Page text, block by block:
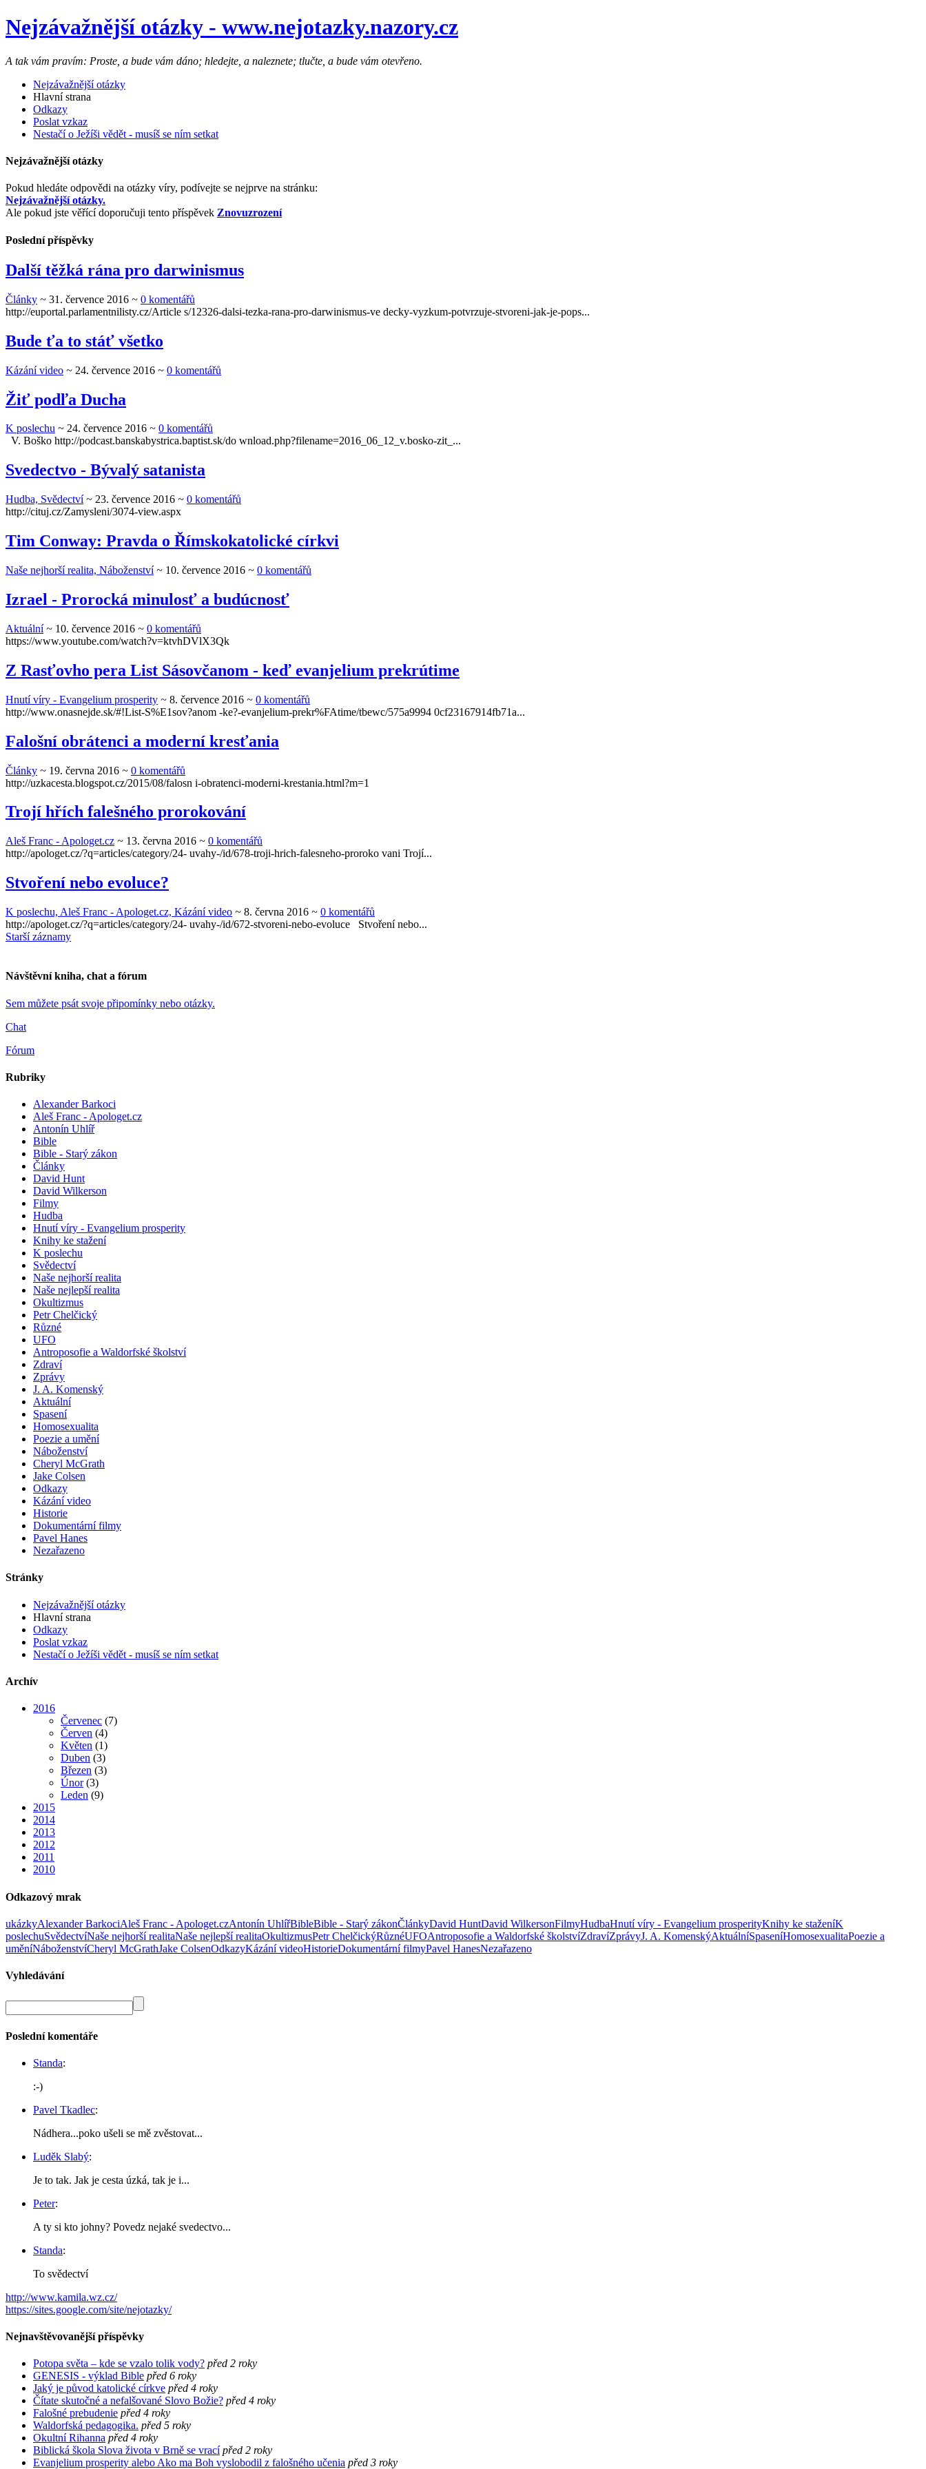
Nejzávažnější otázky - www.nejotazky.nazory.cz
A tak vám pravím: Proste, a bude vám dáno; hledejte, a naleznete; tlučte, a bude vám otevřeno.
Nejzávažnější otázky
Hlavní strana
Odkazy
Poslat vzkaz
Nestačí o Ježíši vědět - musíš se ním setkat
Nejzávažnější otázky
Pokud hledáte odpovědi na otázky víry, podívejte se nejprve na stránku:
Nejzávažnější otázky.
Ale pokud jste věřící doporučuji tento příspěvek Znovuzrození
Poslední příspěvky
Další těžká rána pro darwinismus
Články ~ 31. července 2016 ~ 0 komentářů
http://euportal.parlamentnilisty.cz/Article s/12326-dalsi-tezka-rana-pro-darwinismus-ve decky-vyzkum-potvrzuje-stvoreni-jak-je-pops...
Bude ťa to stáť všetko
Kázání video ~ 24. července 2016 ~ 0 komentářů
Žiť podľa Ducha
K poslechu ~ 24. července 2016 ~ 0 komentářů
V. Boško http://podcast.banskabystrica.baptist.sk/do wnload.php?filename=2016_06_12_v.bosko-zit_...
Svedectvo - Bývalý satanista
Hudba, Svědectví ~ 23. července 2016 ~ 0 komentářů
http://cituj.cz/Zamysleni/3074-view.aspx
Tim Conway: Pravda o Římskokatolické církvi
Naše nejhorší realita, Náboženství ~ 10. července 2016 ~ 0 komentářů
Izrael - Prorocká minulosť a budúcnosť
Aktuální ~ 10. července 2016 ~ 0 komentářů
https://www.youtube.com/watch?v=ktvhDVlX3Qk
Z Rasťovho pera List Sásovčanom - keď evanjelium prekrútime
Hnutí víry - Evangelium prosperity ~ 8. července 2016 ~ 0 komentářů
http://www.onasnejde.sk/#!List-S%E1sov?anom -ke?-evanjelium-prekr%FAtime/tbewc/575a9994 0cf23167914fb71a...
Falošní obrátenci a moderní kresťania
Články ~ 19. června 2016 ~ 0 komentářů
http://uzkacesta.blogspot.cz/2015/08/falosn i-obratenci-moderni-krestania.html?m=1
Trojí hřích falešného prorokování
Aleš Franc - Apologet.cz ~ 13. června 2016 ~ 0 komentářů
http://apologet.cz/?q=articles/category/24- uvahy-/id/678-troji-hrich-falesneho-proroko vani Trojí...
Stvoření nebo evoluce?
K poslechu, Aleš Franc - Apologet.cz, Kázání video ~ 8. června 2016 ~ 0 komentářů
http://apologet.cz/?q=articles/category/24- uvahy-/id/672-stvoreni-nebo-evoluce Stvoření nebo...
Starší záznamy
Návštěvní kniha, chat a fórum
Sem můžete psát svoje připomínky nebo otázky.
Chat
Fórum
Rubriky
Alexander Barkoci
Aleš Franc - Apologet.cz
Antonín Uhlíř
Bible
Bible - Starý zákon
Články
David Hunt
David Wilkerson
Filmy
Hudba
Hnutí víry - Evangelium prosperity
Knihy ke stažení
K poslechu
Svědectví
Naše nejhorší realita
Naše nejlepší realita
Okultizmus
Petr Chelčický
Různé
UFO
Antroposofie a Waldorfské školství
Zdraví
Zprávy
J. A. Komenský
Aktuální
Spasení
Homosexualita
Poezie a umění
Náboženství
Cheryl McGrath
Jake Colsen
Odkazy
Kázání video
Historie
Dokumentární filmy
Pavel Hanes
Nezařazeno
Stránky
Nejzávažnější otázky
Hlavní strana
Odkazy
Poslat vzkaz
Nestačí o Ježíši vědět - musíš se ním setkat
Archív
2016
Červenec (7)
Červen (4)
Květen (1)
Duben (3)
Březen (3)
Únor (3)
Leden (9)
2015
2014
2013
2012
2011
2010
Odkazový mrak
ukázkyAlexander BarkociAleš Franc - Apologet.czAntonín UhlířBibleBible - Starý zákonČlánkyDavid HuntDavid WilkersonFilmyHudbaHnutí víry - Evangelium prosperityKnihy ke staženíK
poslechuSvědectvíNaše nejhorší realitaNaše nejlepší realitaOkultizmusPetr ChelčickýRůznéUFOAntroposofie a Waldorfské školstvíZdravíZprávyJ. A. KomenskýAktuálníSpaseníHomosexualitaPoezie a
uměníNáboženstvíCheryl McGrathJake ColsenOdkazyKázání videoHistorieDokumentární filmyPavel HanesNezařazeno
Vyhledávání
Poslední komentáře
Standa:
:-)
Pavel Tkadlec:
Nádhera...poko ušeli se mě zvěstovat...
Luděk Slabý:
Je to tak. Jak je cesta úzká, tak je i...
Peter:
A ty si kto johny? Povedz nejaké svedectvo...
Standa:
To svědectví
http://www.kamila.wz.cz/
https://sites.google.com/site/nejotazky/
Nejnavštěvovanější příspěvky
Potopa světa – kde se vzalo tolik vody? před 2 roky
GENESIS - výklad Bible před 6 roky
Jaký je původ katolické církve před 4 roky
Čítate skutočné a nefalšované Slovo Božie? před 4 roky
Falošné prebudenie před 4 roky
Waldorfská pedagogika. před 5 roky
Okultní Rihanna před 4 roky
Biblická škola Slova života v Brně se vrací před 2 roky
Evanjelium prosperity alebo Ako ma Boh vyslobodil z falošného učenia před 3 roky